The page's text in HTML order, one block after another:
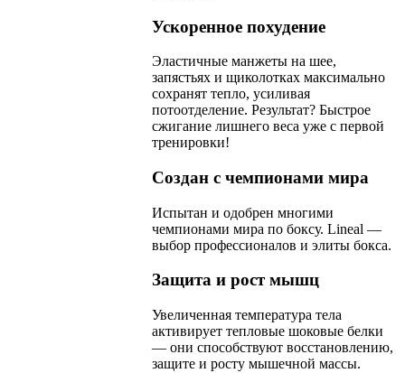
Ускоренное похудение
Эластичные манжеты на шее,
запястьях и щиколотках максимально
сохранят тепло, усиливая
потоотделение. Результат? Быстрое
сжигание лишнего веса уже с первой
тренировки!
Создан с чемпионами мира
Испытан и одобрен многими
чемпионами мира по боксу. Lineal —
выбор профессионалов и элиты бокса.
Защита и рост мышц
Увеличенная температура тела
активирует тепловые шоковые белки
— они способствуют восстановлению,
защите и росту мышечной массы.